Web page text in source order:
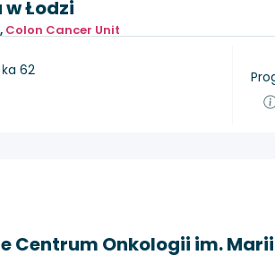
w Łodzi
, Colon Cancer Unit
62
Centrum Onkologii im. Marii